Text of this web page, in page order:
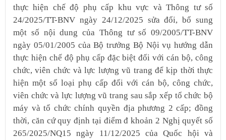
thực hiện chế độ phụ cấp khu vực và Thông tư số
24/2025/TT-BNV ngày 24/12/2025 sửa đổi, bổ sung
một số nội dung của Thông tư số 09/2005/TT-BNV
ngày 05/01/2005 của Bộ trưởng Bộ Nội vụ hướng dẫn
thực hiện chế độ phụ cấp đặc biệt đối với cán bộ, công
chức, viên chức và lực lượng vũ trang để kịp thời thực
hiện một số loại phụ cấp đối với cán bộ, công chức,
viên chức và lực lượng vũ trang sau sắp xếp tổ chức bộ
máy và tổ chức chính quyền địa phương 2 cấp; đồng
thời, căn cứ quy định tại điểm đ khoản 2 Nghị quyết số
265/2025/NQ15 ngày 11/12/2025 của Quốc hội và